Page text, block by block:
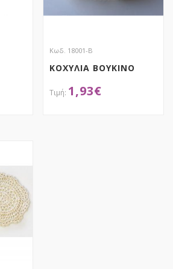
Κωδ. 18001-Β
ΚΟΧΥΛΙΑ BOYKINO
1,93€